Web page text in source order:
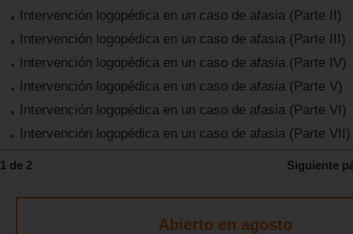
Intervención logopédica en un caso de afasia (Parte II)
Intervención logopédica en un caso de afasia (Parte III)
Intervención logopédica en un caso de afasia (Parte IV)
Intervención logopédica en un caso de afasia (Parte V)
Intervención logopédica en un caso de afasia (Parte VI)
Intervención logopédica en un caso de afasia (Parte VII)
1 de 2 Siguiente
Abierto en agosto